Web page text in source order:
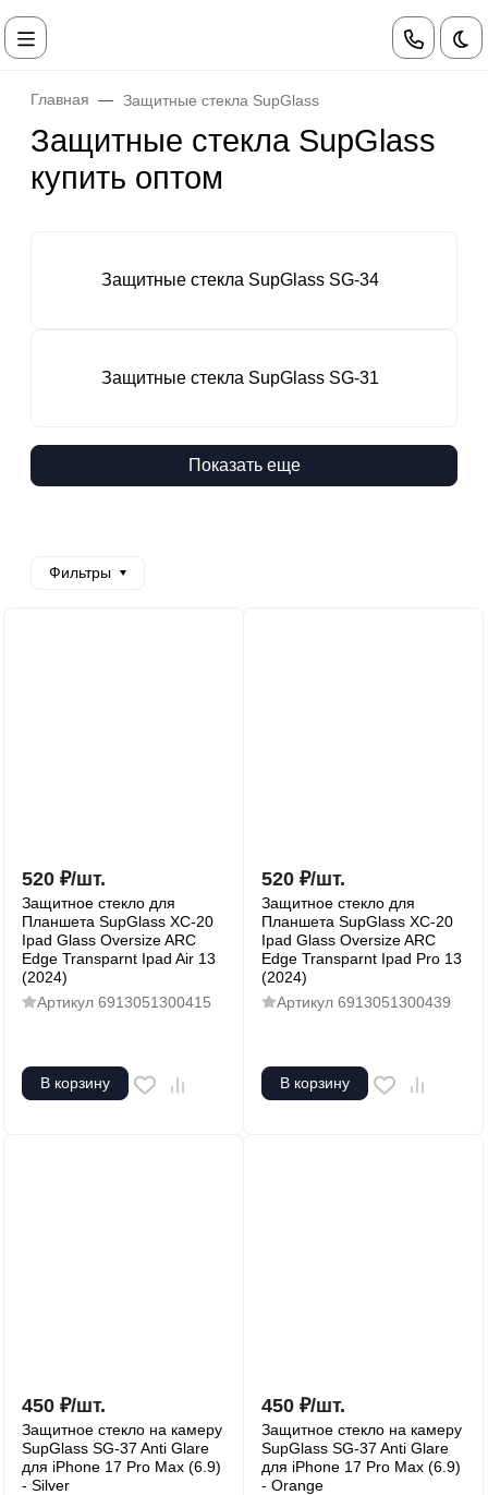
Главная Защитные стекла SupGlass
Защитные стекла SupGlass
купить оптом
Защитные стекла SupGlass SG-34
Защитные стекла SupGlass SG-31
Показать еще
Фильтры
520 ₽/шт.
Защитное стекло для
Планшета SupGlass XC-20
Ipad Glass Oversize ARC
Edge Transparnt Ipad Air 13
(2024)
Артикул 6913051300415
В корзину
520 ₽/шт.
Защитное стекло для
Планшета SupGlass XC-20
Ipad Glass Oversize ARC
Edge Transparnt Ipad Pro 13
(2024)
Артикул 6913051300439
В корзину
450 ₽/шт.
Защитное стекло на камеру
SupGlass SG-37 Anti Glare
для iPhone 17 Pro Max (6.9)
- Silver
450 ₽/шт.
Защитное стекло на камеру
SupGlass SG-37 Anti Glare
для iPhone 17 Pro Max (6.9)
- Orange